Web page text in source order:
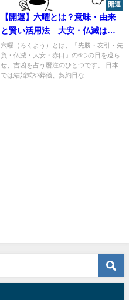
開運
【開運】六曜とは？意味・由来
と賢い活用法 大安・仏滅は本
当に当たるのか？
六曜（ろくよう）とは、「先勝・友引・先
負・仏滅・大安・赤口」の6つの日を巡ら
せ、吉凶を占う暦注のひとつです。 日本
では結婚式や葬儀、契約日な...